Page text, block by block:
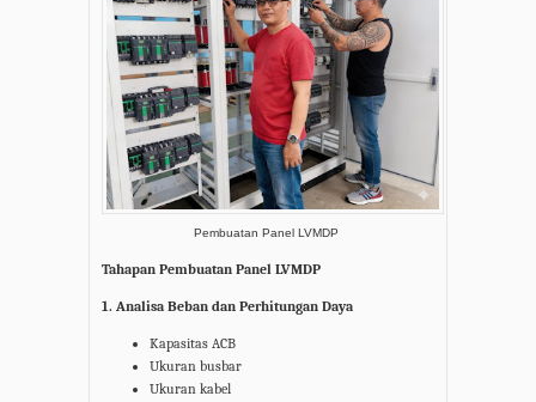
Pembuatan Panel LVMDP
Tahapan Pembuatan Panel LVMDP
1. Analisa Beban dan Perhitungan Daya
Kapasitas ACB
Ukuran busbar
Ukuran kabel